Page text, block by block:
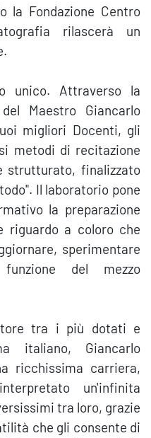
la Fondazione Centro
rilascerà un
unico. Attraverso la
Maestro Giancarlo
migliori Docenti, gli
metodi di recitazione
strutturato, finalizzato
Il laboratorio pone
la preparazione
riguardo a coloro che
sperimentare
del mezzo
tra i più dotati e
italiano, Giancarlo
ricchissima carriera,
un'infinita
tra loro, grazie
che gli consente di